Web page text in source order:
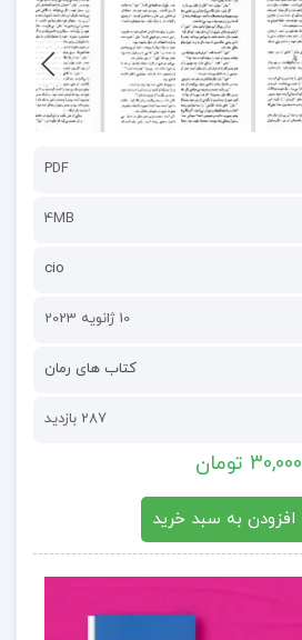
PDF
4MB
cio
10 ژانویه 2023
کتاب های رمان
287 بازدید
30,000 تومان
افزودن به سبد خرید